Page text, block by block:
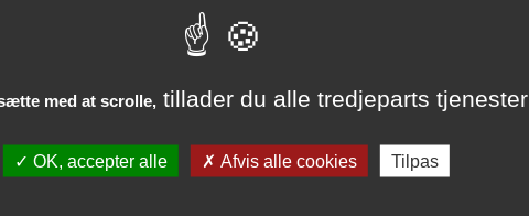
med at scrolle, tillader du alle tredjeparts tjenester
OK, accepter alle Afvis alle cookies Tilpas